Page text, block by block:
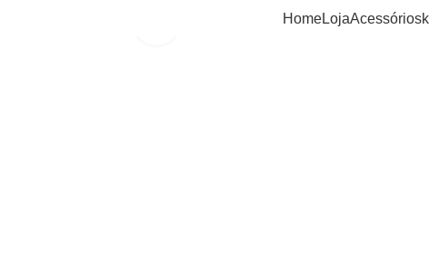
HomeLojaAcessórios
Clique para ampliar